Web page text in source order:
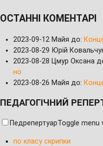
ОСТАННІ КОМЕНТАРІ
2023-09-12 Майя до:
2023-08-29 Юрій
2023-08-28 Цмур Оксана
но
2023-08-26 Майя до:
ПЕДАГОГІЧНИЙ
ПедрепертуарToggle menu
по класу скрипки